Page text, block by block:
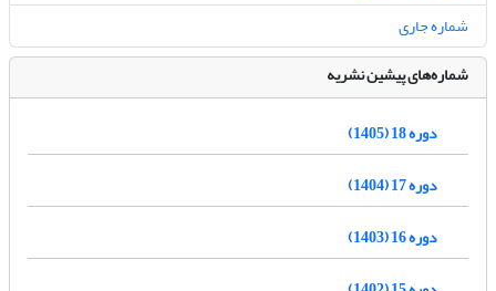
شماره جاری
شماره‌های پیشین نشریه
دوره 18 (1405)
دوره 17 (1404)
دوره 16 (1403)